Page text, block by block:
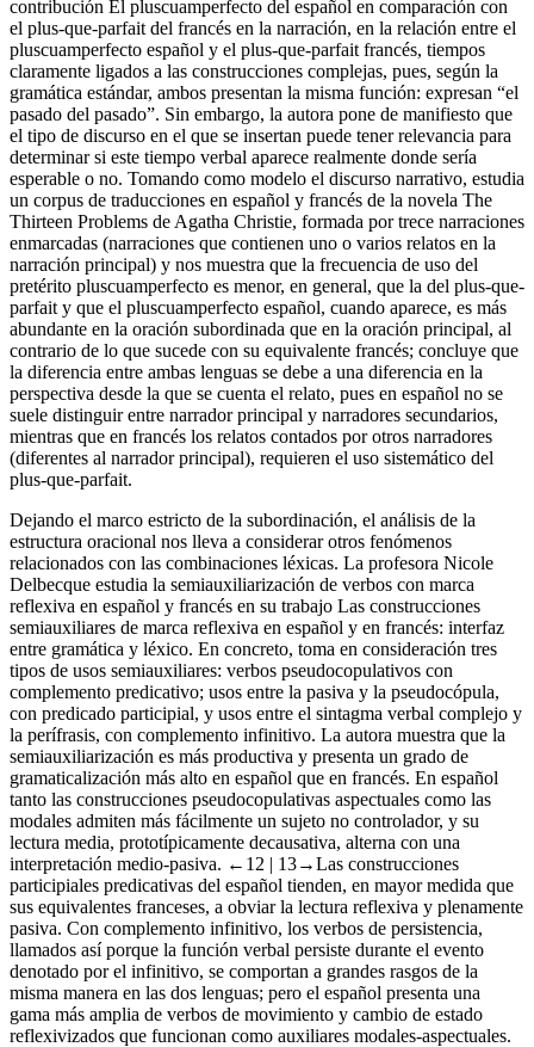
contribución El pluscuamperfecto del español en comparación con
el plus-que-parfait del francés en la narración, en la relación entre el
pluscuamperfecto español y el plus-que-parfait francés, tiempos
claramente ligados a las construcciones complejas, pues, según la
gramática estándar, ambos presentan la misma función: expresan “el
pasado del pasado”. Sin embargo, la autora pone de manifiesto que
el tipo de discurso en el que se insertan puede tener relevancia para
determinar si este tiempo verbal aparece realmente donde sería
esperable o no. Tomando como modelo el discurso narrativo, estudia
un corpus de traducciones en español y francés de la novela The
Thirteen Problems de Agatha Christie, formada por trece narraciones
enmarcadas (narraciones que contienen uno o varios relatos en la
narración principal) y nos muestra que la frecuencia de uso del
pretérito pluscuamperfecto es menor, en general, que la del plus-que-
parfait y que el pluscuamperfecto español, cuando aparece, es más
abundante en la oración subordinada que en la oración principal, al
contrario de lo que sucede con su equivalente francés; concluye que
la diferencia entre ambas lenguas se debe a una diferencia en la
perspectiva desde la que se cuenta el relato, pues en español no se
suele distinguir entre narrador principal y narradores secundarios,
mientras que en francés los relatos contados por otros narradores
(diferentes al narrador principal), requieren el uso sistemático del
plus-que-parfait.
Dejando el marco estricto de la subordinación, el análisis de la
estructura oracional nos lleva a considerar otros fenómenos
relacionados con las combinaciones léxicas. La profesora Nicole
Delbecque estudia la semiauxiliarización de verbos con marca
reflexiva en español y francés en su trabajo Las construcciones
semiauxiliares de marca reflexiva en español y en francés: interfaz
entre gramática y léxico. En concreto, toma en consideración tres
tipos de usos semiauxiliares: verbos pseudocopulativos con
complemento predicativo; usos entre la pasiva y la pseudocópula,
con predicado participial, y usos entre el sintagma verbal complejo y
la perífrasis, con complemento infinitivo. La autora muestra que la
semiauxiliarización es más productiva y presenta un grado de
gramaticalización más alto en español que en francés. En español
tanto las construcciones pseudocopulativas aspectuales como las
modales admiten más fácilmente un sujeto no controlador, y su
lectura media, prototípicamente decausativa, alterna con una
interpretación medio-pasiva. ←12 | 13→Las construcciones
participiales predicativas del español tienden, en mayor medida que
sus equivalentes franceses, a obviar la lectura reflexiva y plenamente
pasiva. Con complemento infinitivo, los verbos de persistencia,
llamados así porque la función verbal persiste durante el evento
denotado por el infinitivo, se comportan a grandes rasgos de la
misma manera en las dos lenguas; pero el español presenta una
gama más amplia de verbos de movimiento y cambio de estado
reflexivizados que funcionan como auxiliares modales-aspectuales.